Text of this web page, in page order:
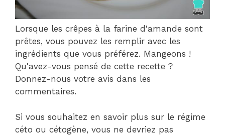
Lorsque les crêpes à la farine d'amande sont
prêtes, vous pouvez les remplir avec les
ingrédients que vous préférez. Mangeons !
Qu'avez-vous pensé de cette recette ?
Donnez-nous votre avis dans les
commentaires.
Si vous souhaitez en savoir plus sur le régime
céto ou cétogène, vous ne devriez pas